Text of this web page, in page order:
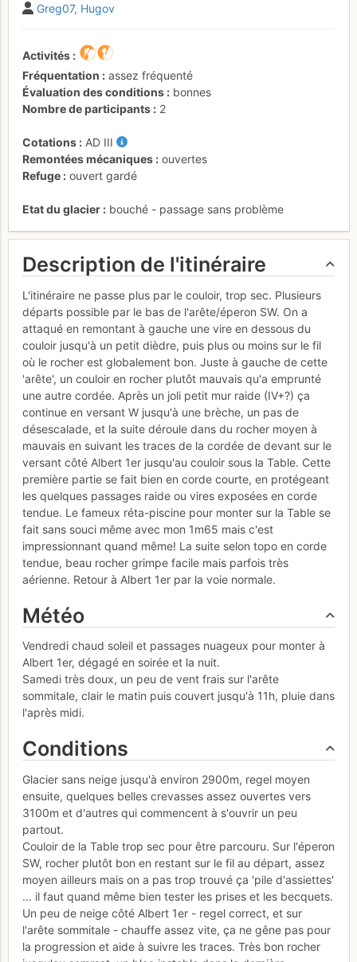
Greg07 Hugov
Activités
Fréquentation
assez fréquenté
Évaluation des conditions
bonnes
Nombre de participants
2
Cotations AD III
Remontées mécaniques
ouvertes
Refuge
ouvert gardé
Etat du glacier bouché - passage sans problème
Description de l'itinéraire
L'itinéraire ne passe plus par le couloir, trop sec. Plusieurs
départs possible par le bas de l'arête/éperon SW. On a
attaqué en remontant à gauche une vire en dessous du
couloir jusqu'à un petit dièdre, puis plus ou moins sur le fil
où le rocher est globalement bon. Juste à gauche de cette
'arête', un couloir en rocher plutôt mauvais qu'a emprunté
une autre cordée. Après un joli petit mur raide (IV+?) ça
continue en versant W jusqu'à une brèche, un pas de
désescalade, et la suite déroule dans du rocher moyen à
mauvais en suivant les traces de la cordée de devant sur le
versant côté Albert 1er jusqu'au couloir sous la Table. Cette
première partie se fait bien en corde courte, en protégeant
les quelques passages raide ou vires exposées en corde
tendue. Le fameux réta-piscine pour monter sur la Table se
fait sans souci même avec mon 1m65 mais c'est
impressionnant quand même! La suite selon topo en corde
tendue, beau rocher grimpe facile mais parfois très
aérienne. Retour à Albert 1er par la voie normale.
Météo
Vendredi chaud soleil et passages nuageux pour monter à
Albert 1er, dégagé en soirée et la nuit.
Samedi très doux, un peu de vent frais sur l'arête
sommitale, clair le matin puis couvert jusqu'à 11h, pluie dans
l'après midi.
Conditions
Glacier sans neige jusqu'à environ 2900m, regel moyen
ensuite, quelques belles crevasses assez ouvertes vers
3100m et d'autres qui commencent à s'ouvrir un peu
partout.
Couloir de la Table trop sec pour être parcouru. Sur l'éperon
SW, rocher plutôt bon en restant sur le fil au départ, assez
moyen ailleurs mais on a pas trop trouvé ça 'pile d'assiettes'
... il faut quand même bien tester les prises et les becquets.
Un peu de neige côté Albert 1er - regel correct, et sur
l'arête sommitale - chauffe assez vite, ça ne gêne pas pour
la progression et aide à suivre les traces. Très bon rocher